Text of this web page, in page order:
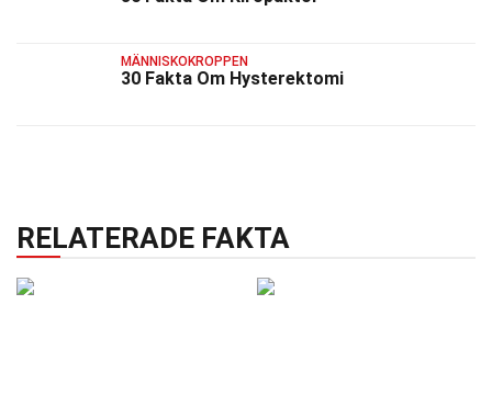
MÄNNISKOKROPPEN
30 Fakta Om Hysterektomi
RELATERADE FAKTA